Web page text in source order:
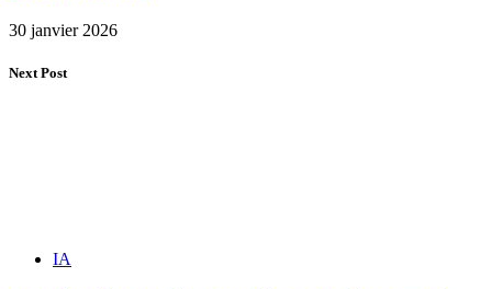
30 janvier 2026
Next Post
IA